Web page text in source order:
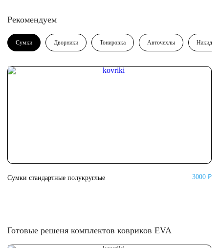
Рекомендуем
Сумки Дворники Тонировка Авточехлы Накидки
Сумки стандартные полукруглые 3000 ₽
Готовые решеня комплектов ковриков EVA